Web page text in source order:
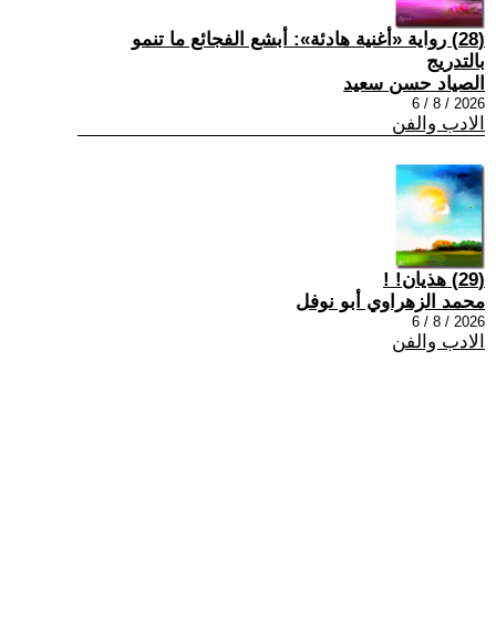
(28) رواية «أغنية هادئة»: أبشع الفجائع ما تنمو
بالتدريج
الصياد حسن سعيد
2026 / 8 / 6
الادب والفن
(29) هذيان! !
محمد الزهراوي أبو نوفل
2026 / 8 / 6
الادب والفن